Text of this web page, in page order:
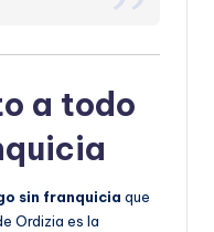
a todo
sin franquicia que
Ordizia es la